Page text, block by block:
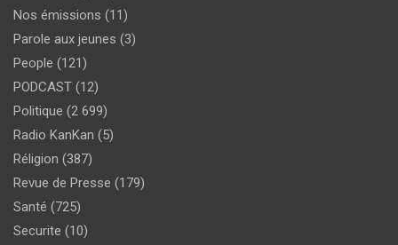
Nos émissions (11)
Parole aux jeunes (3)
People (121)
PODCAST (12)
Politique (2 699)
Radio KanKan (5)
Réligion (387)
Revue de Presse (179)
Santé (725)
Securite (10)